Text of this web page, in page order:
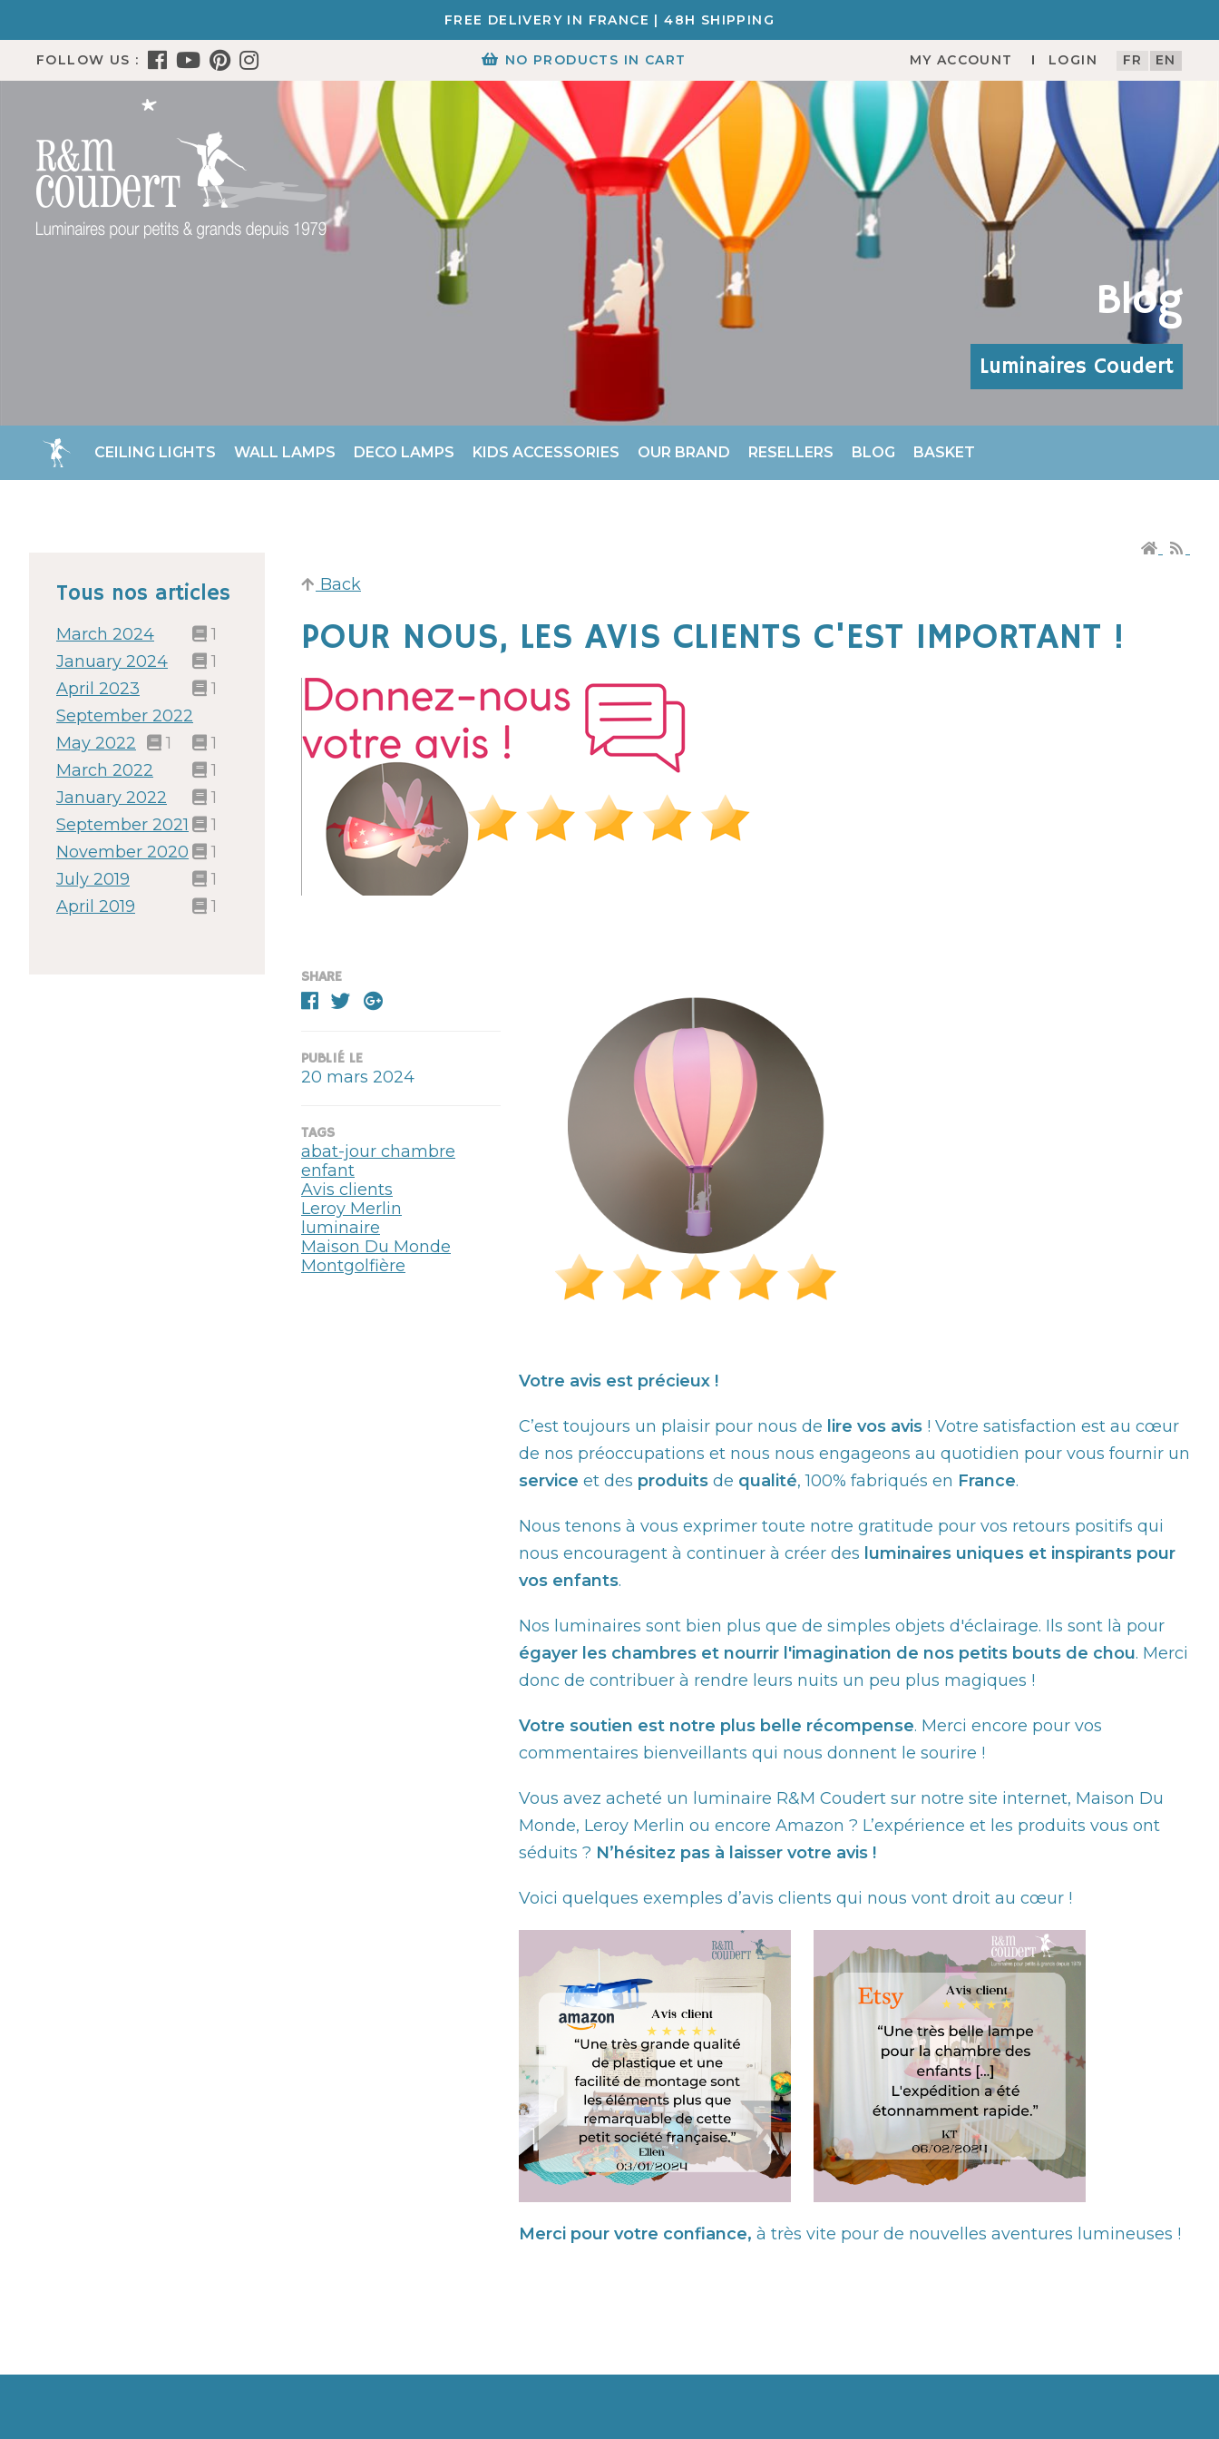
FREE DELIVERY IN FRANCE | 48H SHIPPING
FOLLOW US : NO PRODUCTS IN CART MY ACCOUNT LOGIN FR EN
Blog
Luminaires Coudert
CEILING LIGHTS WALL LAMPS DECO LAMPS KIDS ACCESSORIES OUR BRAND RESELLERS BLOG BASKET
Back
POUR NOUS, LES AVIS CLIENTS C'EST IMPORTANT !
SHARE
PUBLIÉ LE
20 mars 2024
TAGS
abat-jour chambre
enfant
Avis clients
Leroy Merlin
luminaire
Maison Du Monde
Montgolfière
Votre avis est précieux !
C’est toujours un plaisir pour nous de lire vos avis ! Votre satisfaction est au cœur
de nos préoccupations et nous nous engageons au quotidien pour vous fournir un
service et des produits de qualité, 100% fabriqués en France.
Nous tenons à vous exprimer toute notre gratitude pour vos retours positifs qui
nous encouragent à continuer à créer des luminaires uniques et inspirants pour
vos enfants.
Nos luminaires sont bien plus que de simples objets d'éclairage. Ils sont là pour
égayer les chambres et nourrir l'imagination de nos petits bouts de chou. Merci
donc de contribuer à rendre leurs nuits un peu plus magiques !
Votre soutien est notre plus belle récompense. Merci encore pour vos
commentaires bienveillants qui nous donnent le sourire !
Vous avez acheté un luminaire R&M Coudert sur notre site internet, Maison Du
Monde, Leroy Merlin ou encore Amazon ? L’expérience et les produits vous ont
séduits ? N’hésitez pas à laisser votre avis !
Voici quelques exemples d’avis clients qui nous vont droit au cœur !
Merci pour votre confiance, à très vite pour de nouvelles aventures lumineuses !
Tous nos articles
March 2024
1
January 2024
1
April 2023
1
September 2022
1
May 2022
1
March 2022
1
January 2022
1
September 2021
1
November 2020
1
July 2019
1
April 2019
1